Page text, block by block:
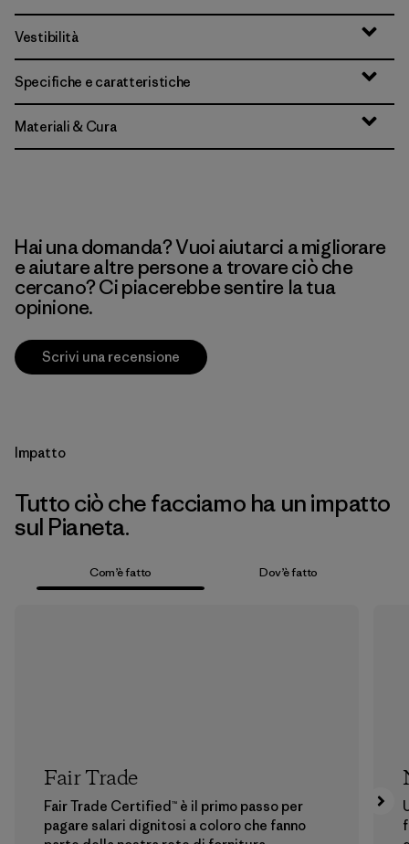
Vestibilità
Specifiche e caratteristiche
Materiali & Cura
Hai una domanda? Vuoi aiutarci a migliorare
e aiutare altre persone a trovare ciò che
cercano? Ci piacerebbe sentire la tua
opinione.
Scrivi una recensione
Impatto
Tutto ciò che facciamo ha un impatto
sul Pianeta.
Com’è fatto Dov’è fatto
Fair Trade
Fair Trade Certified™ è il primo passo per
pagare salari dignitosi a coloro che fanno